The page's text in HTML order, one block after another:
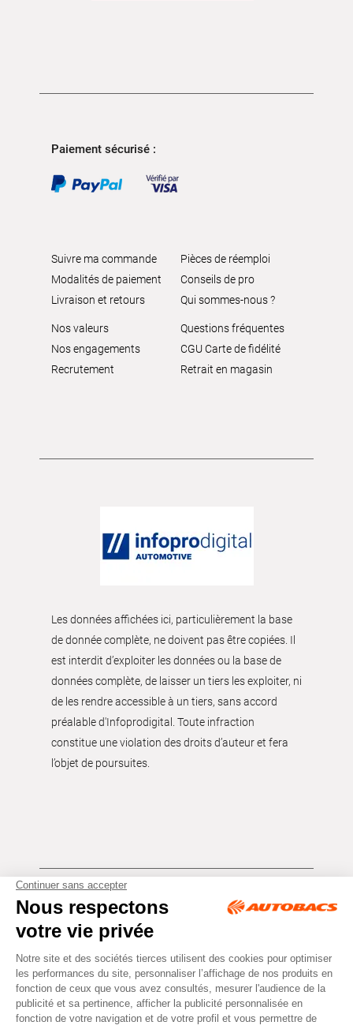
Paiement sécurisé :
Suivre ma commande
Modalités de paiement
Livraison et retours
Pièces de réemploi
Conseils de pro
Qui sommes-nous ?
Nos valeurs
Nos engagements
Recrutement
Questions fréquentes
CGU Carte de fidélité
Retrait en magasin
Les données affichées ici, particulièrement la base
de donnée complète, ne doivent pas être copiées. Il
est interdit d’exploiter les données ou la base de
données complète, de laisser un tiers les exploiter, ni
de les rendre accessible à un tiers, sans accord
préalable d'Infoprodigital. Toute infraction
constitue une violation des droits d’auteur et fera
l’objet de poursuites.
Tous droits réservés © Autobacs
Mentions légales RGPD
Cookies CGV